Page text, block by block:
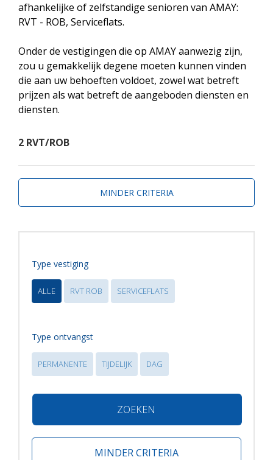
afhankelijke of zelfstandige senioren van AMAY:
RVT - ROB, Serviceflats.
Onder de vestigingen die op AMAY aanwezig zijn,
zou u gemakkelijk degene moeten kunnen vinden
die aan uw behoeften voldoet, zowel wat betreft
prijzen als wat betreft de aangeboden diensten en
diensten.
2 RVT/ROB
MINDER CRITERIA
Type vestiging
ALLE RVT ROB SERVICEFLATS
Type ontvangst
PERMANENTE TIJDELIJK DAG
ZOEKEN
MINDER CRITERIA